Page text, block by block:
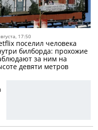
17:50
поселил человека
билборда: прохожие
за ним на
девяти метров